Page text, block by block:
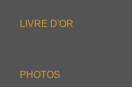
LIVRE D'OR
PHOTOS